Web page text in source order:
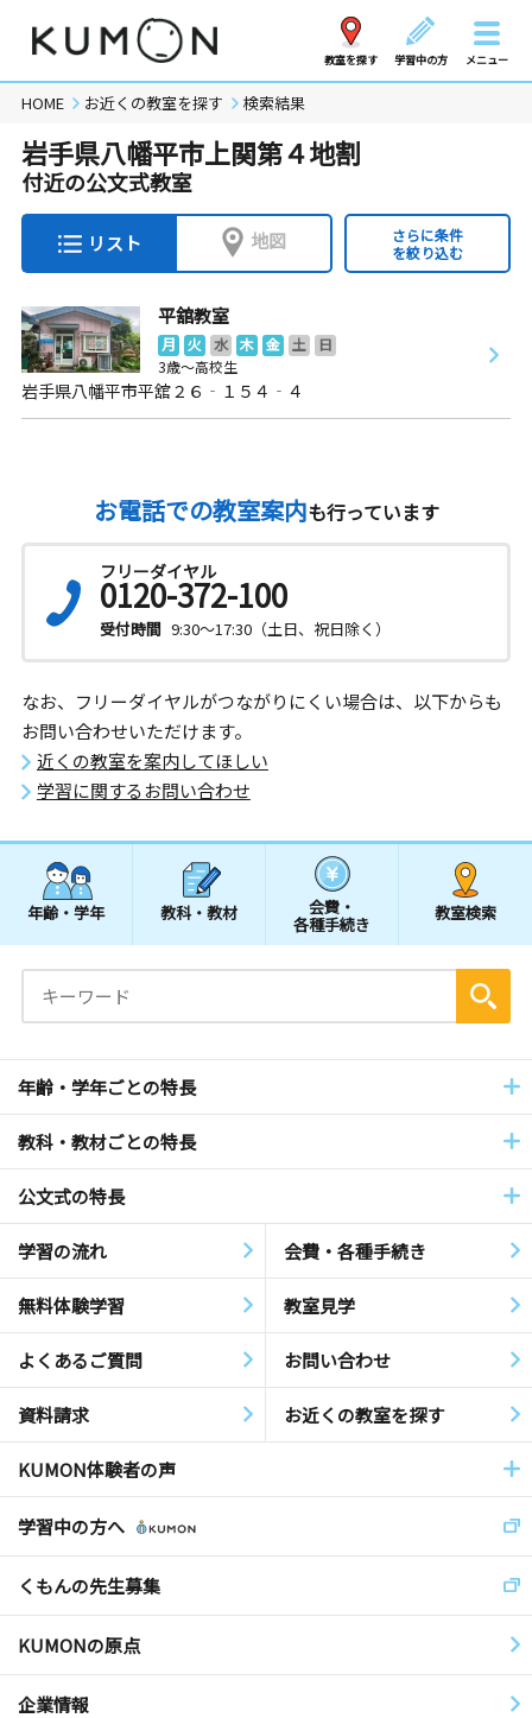
教室を探す 学習中の方 メニュー
HOME お近くの教室を探す 検索結果
岩手県八幡平市上関第４地割
付近の公文式教室
リスト 地図
さらに条件
を絞り込む
平舘教室
月 火 水 木 金 土
日
3歳～高校生
岩手県八幡平市平舘２６‐１５４‐４
お電話での教室案内も行っています
フリーダイヤル
0120-372-100
受付時間 9:30～17:30（土日、祝日除く）
なお、フリーダイヤルがつながりにくい場合は、以下からも
お問い合わせいただけます。
近くの教室を案内してほしい
学習に関するお問い合わせ
年齢・学年 教科・教材 会費・
各種手続き
教室検索
年齢・学年ごとの特長
教科・教材ごとの特長
公文式の特長
学習の流れ 会費・各種手続き
無料体験学習 教室見学
よくあるご質問 お問い合わせ
資料請求 お近くの教室を探す
KUMON体験者の声
学習中の方へ
くもんの先生募集
KUMONの原点
企業情報